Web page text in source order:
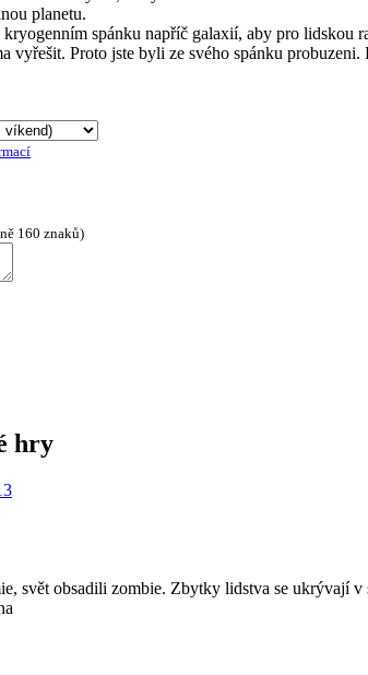
planetu.
spánku napříč galaxií, aby pro lidskou
vyřešit. Proto jste byli ze svého spánku
160 znaků)
hry
svět obsadili zombie. Zbytky lidstva se ukrývají